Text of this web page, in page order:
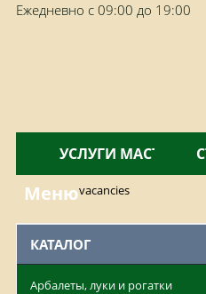
Ежедневно с 09:00 до 19:00
КАТАЛОГ
УСЛУГИ
Менюvacancies
КАТАЛОГ
Арбалеты, луки и рогатки